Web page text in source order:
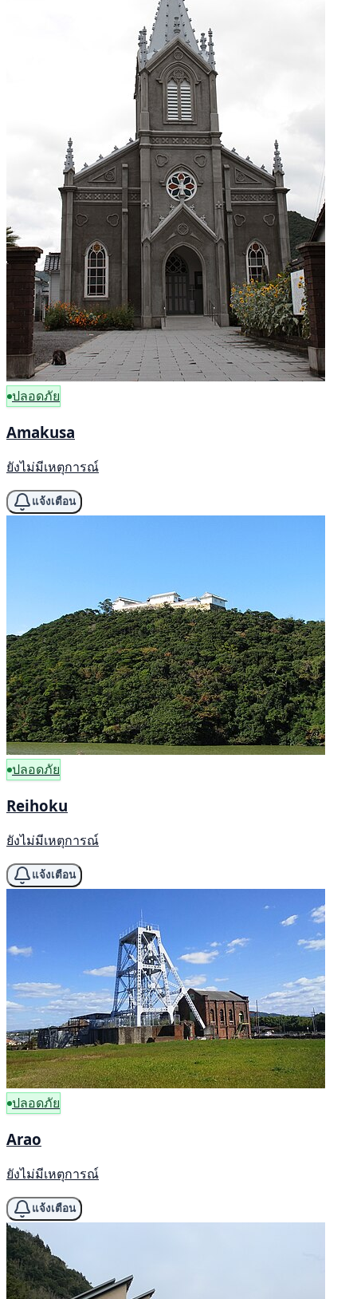
ปลอดภัย
Amakusa
ยังไม่มีเหตุการณ์
แจ้งเตือน
ปลอดภัย
Reihoku
ยังไม่มีเหตุการณ์
แจ้งเตือน
ปลอดภัย
Arao
ยังไม่มีเหตุการณ์
แจ้งเตือน